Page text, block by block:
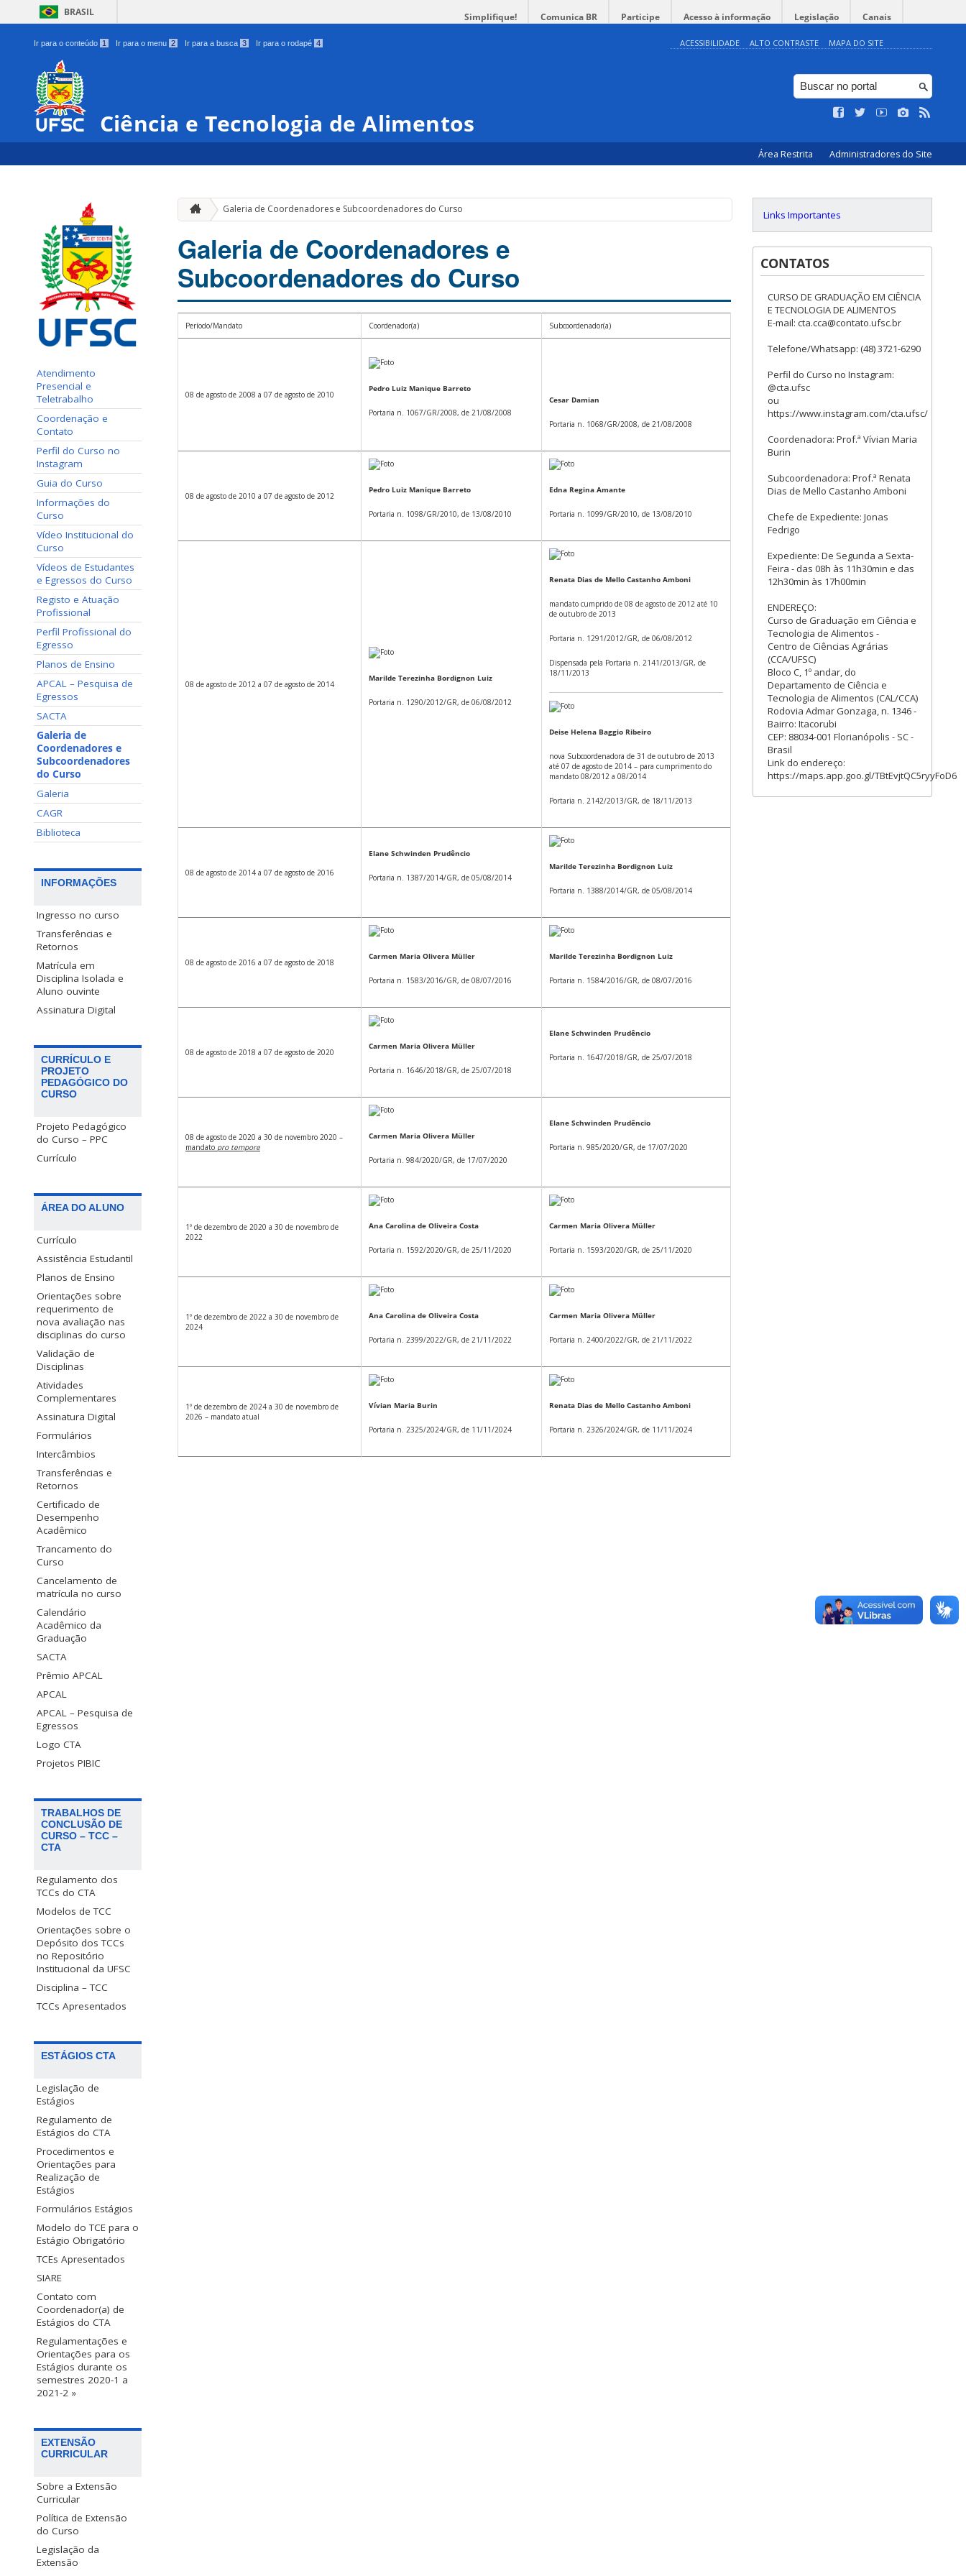
BRASIL Simplifique! Comunica BR Participe Acesso à informação Legislação Canais
Ir para o conteúdo 1 Ir para o menu 2 Ir para a busca 3 Ir para o rodapé 4 ACESSIBILIDADE ALTO CONTRASTE MAPA DO SITE
Ciência e Tecnologia de Alimentos
Área Restrita Administradores do Site
Atendimento
Presencial e
Teletrabalho
Coordenação e
Contato
Perfil do Curso no
Instagram
Guia do Curso
Informações do
Curso
Vídeo Institucional do
Curso
Vídeos de Estudantes
e Egressos do Curso
Registo e Atuação
Profissional
Perfil Profissional do
Egresso
Planos de Ensino
APCAL – Pesquisa de
Egressos
SACTA
Galeria de
Coordenadores e
Subcoordenadores
do Curso
Galeria
CAGR
Biblioteca
INFORMAÇÕES
Ingresso no curso
Transferências e
Retornos
Matrícula em
Disciplina Isolada e
Aluno ouvinte
Assinatura Digital
CURRÍCULO E
PROJETO
PEDAGÓGICO DO
CURSO
Projeto Pedagógico
do Curso – PPC
Currículo
ÁREA DO ALUNO
Currículo
Assistência Estudantil
Planos de Ensino
Orientações sobre
requerimento de
nova avaliação nas
disciplinas do curso
Validação de
Disciplinas
Atividades
Complementares
Assinatura Digital
Formulários
Intercâmbios
Transferências e
Retornos
Certificado de
Desempenho
Acadêmico
Trancamento do
Curso
Cancelamento de
matrícula no curso
Calendário
Acadêmico da
Graduação
SACTA
Prêmio APCAL
APCAL
APCAL – Pesquisa de
Egressos
Logo CTA
Projetos PIBIC
TRABALHOS DE
CONCLUSÃO DE
CURSO – TCC –
CTA
Regulamento dos
TCCs do CTA
Modelos de TCC
Orientações sobre o
Depósito dos TCCs
no Repositório
Institucional da UFSC
Disciplina – TCC
TCCs Apresentados
ESTÁGIOS CTA
Legislação de
Estágios
Regulamento de
Estágios do CTA
Procedimentos e
Orientações para
Realização de
Estágios
Formulários Estágios
Modelo do TCE para o
Estágio Obrigatório
TCEs Apresentados
SIARE
Contato com
Coordenador(a) de
Estágios do CTA
Regulamentações e
Orientações para os
Estágios durante os
semestres 2020-1 a
2021-2 »
EXTENSÃO
CURRICULAR
Sobre a Extensão
Curricular
Política de Extensão
do Curso
Legislação da
Extensão
Galeria de Coordenadores e Subcoordenadores do Curso
Galeria de Coordenadores e
Subcoordenadores do Curso
Período/Mandato Coordenador(a) Subcoordenador(a)
08 de agosto de 2008 a 07 de agosto de 2010
Pedro Luiz Manique Barreto
Portaria n. 1067/GR/2008, de 21/08/2008
Cesar Damian
Portaria n. 1068/GR/2008, de 21/08/2008
08 de agosto de 2010 a 07 de agosto de 2012
Pedro Luiz Manique Barreto
Portaria n. 1098/GR/2010, de 13/08/2010
Edna Regina Amante
Portaria n. 1099/GR/2010, de 13/08/2010
08 de agosto de 2012 a 07 de agosto de 2014
Marilde Terezinha Bordignon Luiz
Portaria n. 1290/2012/GR, de 06/08/2012
Renata Dias de Mello Castanho Amboni
mandato cumprido de 08 de agosto de 2012 até 10
de outubro de 2013
Portaria n. 1291/2012/GR, de 06/08/2012
Dispensada pela Portaria n. 2141/2013/GR, de
18/11/2013
Deise Helena Baggio Ribeiro
nova Subcoordenadora de 31 de outubro de 2013
até 07 de agosto de 2014 – para cumprimento do
mandato 08/2012 a 08/2014
Portaria n. 2142/2013/GR, de 18/11/2013
08 de agosto de 2014 a 07 de agosto de 2016
Elane Schwinden Prudêncio
Portaria n. 1387/2014/GR, de 05/08/2014
Marilde Terezinha Bordignon Luiz
Portaria n. 1388/2014/GR, de 05/08/2014
08 de agosto de 2016 a 07 de agosto de 2018
Carmen Maria Olivera Müller
Portaria n. 1583/2016/GR, de 08/07/2016
Marilde Terezinha Bordignon Luiz
Portaria n. 1584/2016/GR, de 08/07/2016
08 de agosto de 2018 a 07 de agosto de 2020
Carmen Maria Olivera Müller
Portaria n. 1646/2018/GR, de 25/07/2018
Elane Schwinden Prudêncio
Portaria n. 1647/2018/GR, de 25/07/2018
08 de agosto de 2020 a 30 de novembro 2020 –
mandato pro tempore
Carmen Maria Olivera Müller
Portaria n. 984/2020/GR, de 17/07/2020
Elane Schwinden Prudêncio
Portaria n. 985/2020/GR, de 17/07/2020
1º de dezembro de 2020 a 30 de novembro de
2022
Ana Carolina de Oliveira Costa
Portaria n. 1592/2020/GR, de 25/11/2020
Carmen Maria Olivera Müller
Portaria n. 1593/2020/GR, de 25/11/2020
1º de dezembro de 2022 a 30 de novembro de
2024
Ana Carolina de Oliveira Costa
Portaria n. 2399/2022/GR, de 21/11/2022
Carmen Maria Olivera Müller
Portaria n. 2400/2022/GR, de 21/11/2022
1º de dezembro de 2024 a 30 de novembro de
2026 – mandato atual
Vívian Maria Burin
Portaria n. 2325/2024/GR, de 11/11/2024
Renata Dias de Mello Castanho Amboni
Portaria n. 2326/2024/GR, de 11/11/2024
Links Importantes
CONTATOS
CURSO DE GRADUAÇÃO EM CIÊNCIA
E TECNOLOGIA DE ALIMENTOS
E-mail: cta.cca@contato.ufsc.br
Telefone/Whatsapp: (48) 3721-6290
Perfil do Curso no Instagram:
@cta.ufsc
ou
https://www.instagram.com/cta.ufsc/
Coordenadora: Prof.ª Vívian Maria
Burin
Subcoordenadora: Prof.ª Renata
Dias de Mello Castanho Amboni
Chefe de Expediente: Jonas
Fedrigo
Expediente: De Segunda a Sexta-
Feira - das 08h às 11h30min e das
12h30min às 17h00min
ENDEREÇO:
Curso de Graduação em Ciência e
Tecnologia de Alimentos -
Centro de Ciências Agrárias
(CCA/UFSC)
Bloco C, 1º andar, do
Departamento de Ciência e
Tecnologia de Alimentos (CAL/CCA)
Rodovia Admar Gonzaga, n. 1346 -
Bairro: Itacorubi
CEP: 88034-001 Florianópolis - SC -
Brasil
Link do endereço:
https://maps.app.goo.gl/TBtEvjtQC5ryyFoD6